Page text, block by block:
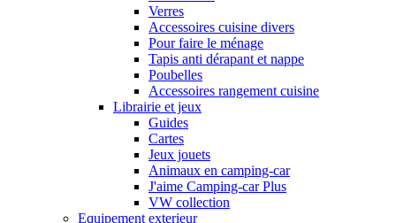
Verres
Accessoires cuisine divers
Pour faire le ménage
Tapis anti dérapant et nappe
Poubelles
Accessoires rangement cuisine
Librairie et jeux
Guides
Cartes
Jeux jouets
Animaux en camping-car
J'aime Camping-car Plus
VW collection
Equipement exterieur